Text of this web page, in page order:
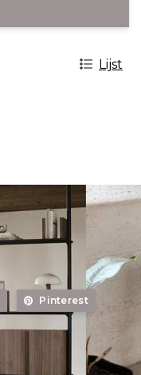
Lijst
Pinterest